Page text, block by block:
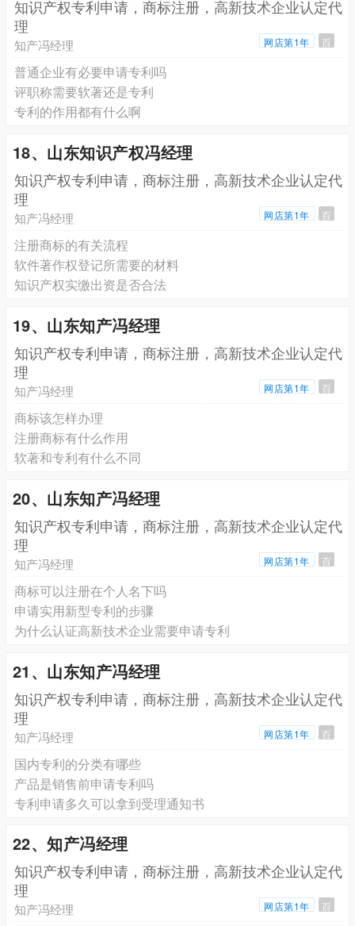
知识产权专利申请，商标注册，高新技术企业认定代
理
知产冯经理 网店第1年 百
普通企业有必要申请专利吗
评职称需要软著还是专利
专利的作用都有什么啊
18、山东知识产权冯经理
知识产权专利申请，商标注册，高新技术企业认定代
理
知产冯经理 网店第1年 百
注册商标的有关流程
软件著作权登记所需要的材料
知识产权实缴出资是否合法
19、山东知产冯经理
知识产权专利申请，商标注册，高新技术企业认定代
理
知产冯经理 网店第1年 百
商标该怎样办理
注册商标有什么作用
软著和专利有什么不同
20、山东知产冯经理
知识产权专利申请，商标注册，高新技术企业认定代
理
知产冯经理 网店第1年 百
商标可以注册在个人名下吗
申请实用新型专利的步骤
为什么认证高新技术企业需要申请专利
21、山东知产冯经理
知识产权专利申请，商标注册，高新技术企业认定代
理
知产冯经理 网店第1年 百
国内专利的分类有哪些
产品是销售前申请专利吗
专利申请多久可以拿到受理通知书
22、知产冯经理
知识产权专利申请，商标注册，高新技术企业认定代
理
知产冯经理 网店第1年 百